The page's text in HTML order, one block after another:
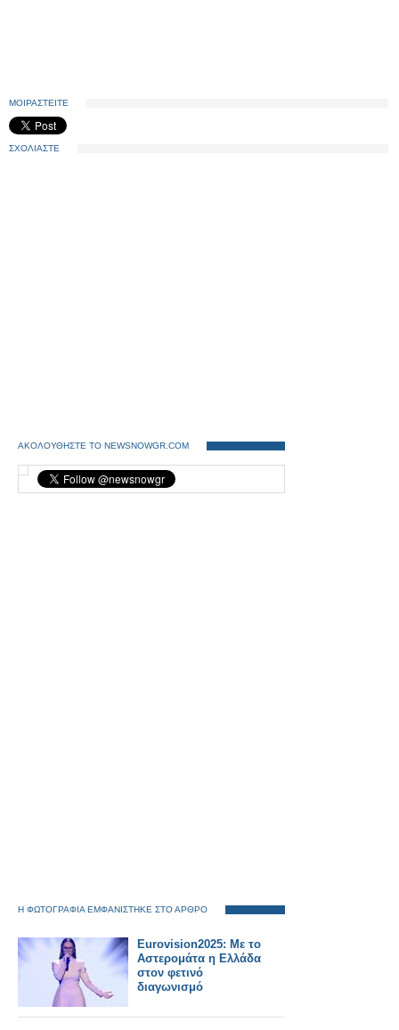
ΜΟΙΡΑΣΤΕΙΤΕ
ΣΧΟΛΙΑΣΤΕ
ΑΚΟΛΟΥΘΗΣΤΕ ΤΟ NEWSNOWGR.COM
Η ΦΩΤΟΓΡΑΦΙΑ ΕΜΦΑΝΙΣΤΗΚΕ ΣΤΟ ΑΡΘΡΟ
Eurovision2025: Με το
Αστερομάτα η Ελλάδα
στον φετινό
διαγωνισμό